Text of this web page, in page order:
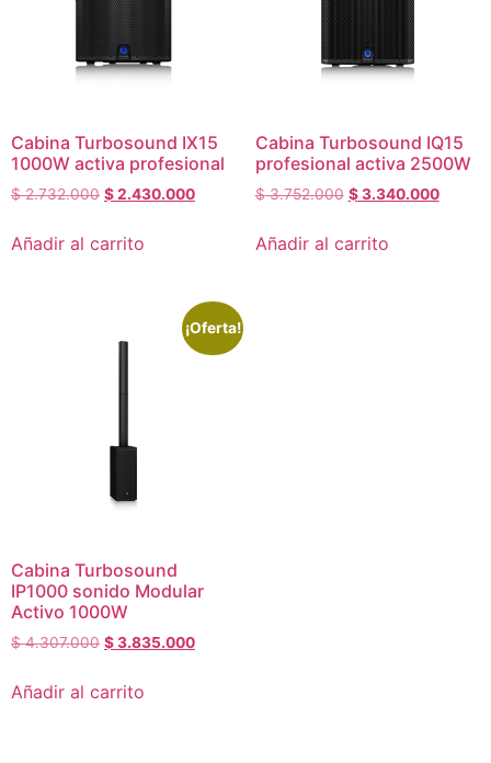
Cabina Turbosound IX15
1000W activa profesional
$2.732.000 $2.430.000
Añadir al carrito
Cabina Turbosound IQ15
profesional activa 2500W
$3.752.000 $3.340.000
Añadir al carrito
¡Oferta!
Cabina Turbosound
IP1000 sonido Modular
Activo 1000W
$4.307.000 $3.835.000
Añadir al carrito